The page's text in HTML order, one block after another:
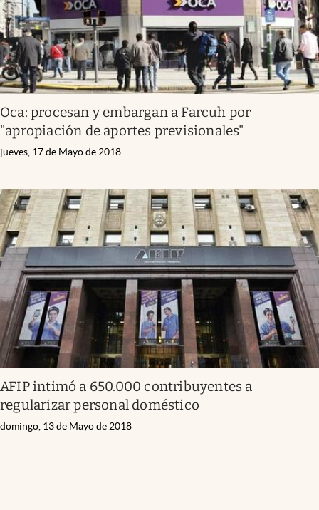
Oca: procesan y embargan a Farcuh por
"apropiación de aportes previsionales"
jueves, 17 de Mayo de 2018
AFIP intimó a 650.000 contribuyentes a
regularizar personal doméstico
domingo, 13 de Mayo de 2018